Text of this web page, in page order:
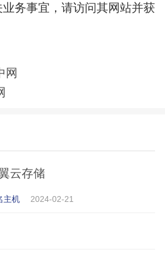
业务事宜，请访问其网站并获
网
云存储
主机 2024-02-21